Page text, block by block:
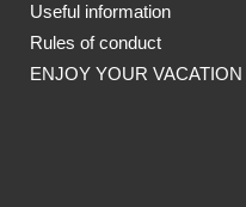
Useful information
Rules of conduct
ENJOY YOUR